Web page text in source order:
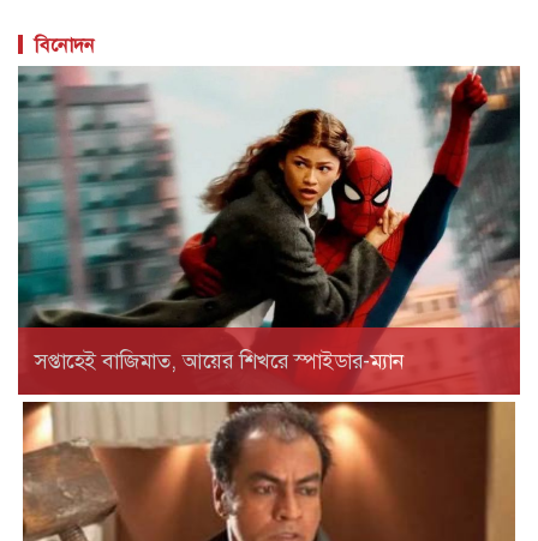
বিনোদন
সপ্তাহেই বাজিমাত, আয়ের শিখরে স্পাইডার-ম্যান